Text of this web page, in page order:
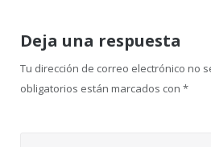
Deja una respuesta
Tu dirección de correo electrónico no
obligatorios están marcados con *